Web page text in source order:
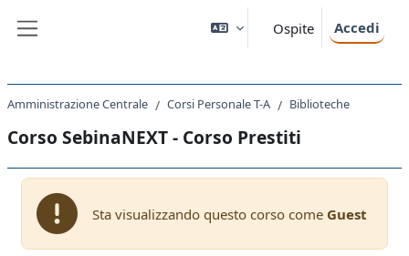
Ospite Accedi
Amministrazione Centrale Corsi Personale T-A Biblioteche
Corso SebinaNEXT - Corso Prestiti
Sta visualizzando questo corso come Guest